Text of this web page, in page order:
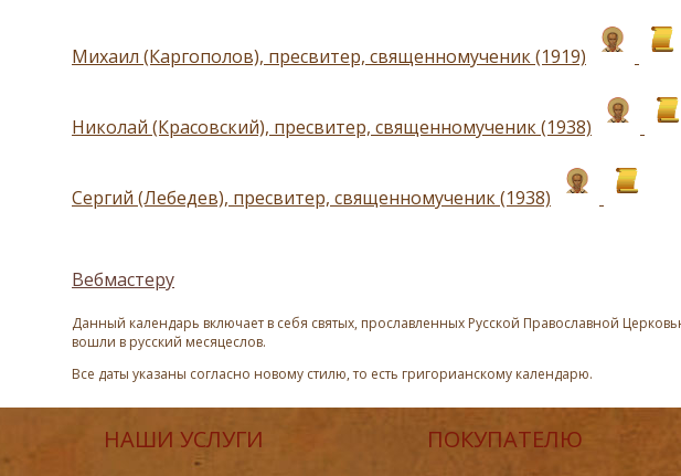
Михаил (Каргополов), пресвитер, священномученик (1919)
Николай (Красовский), пресвитер, священномученик (1938)
Сергий (Лебедев), пресвитер, священномученик (1938)
Вебмастеру
Данный календарь включает в себя святых, прославленных Русской Православной
вошли в русский месяцеслов.
Все даты указаны согласно новому стилю, то есть григорианскому календарю.
НАШИ УСЛУГИ ПОКУПАТЕЛЮ